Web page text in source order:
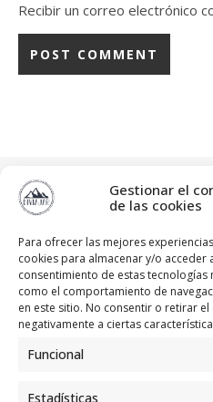
Gestionar el
de las cookies
Para ofrecer las mejores
cookies para almacenar y/o acceder
consentimiento de estas
como el comportamiento de
en este sitio. No consentir o retirar
negativamente a ciertas
Funcional
Estadísticas
Recibir un correo electrónico
diviajar
"Siempre hay algo nuevo